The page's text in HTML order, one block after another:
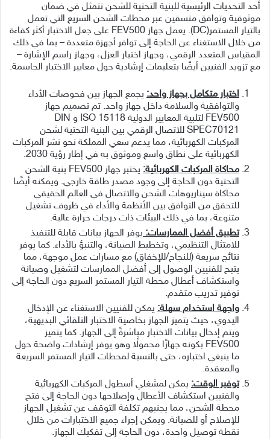
أحد التحديات الرئيسية للبنية التحتية للشحن تتمثل في ضمان
موثوقية وتوافق متسقين عبر محطات الشحن السريع التي تعمل
بالتيار المستمر(DC). يعمل جهاز FEV500 على جعل الاختبار أكثر كفاءة
من خلال الاستغناء عن الحاجة إلى توافر أجهزة متعددة – بما في ذلك
المقياس المتعدد الرقمي، وجهاز اختبار العزل، وجهاز راسم الإشارة –
مع تزويد الفنيين أيضًا بتعليمات إرشادية حول معايير الاختبار الحاسمة.
اختبار متكامل بجهاز واحد: يجمع الجهاز بين فحوصات الأداء
والتوافقية والسلامة داخل جهاز واحد. تم تصميم جهاز
FEV500 لتلبية المعايير الدولية ISO 15118 و DIN
SPEC70121 للاتصال الرقمي بين البنية التحتية لشحن
المركبات الكهربائية، مما يدعم سعي المملكة نحو نشر المركبات
الكهربائية على نطاق واسع وموثوق به في إطار رؤية 2030.
محاكاة المركبات الكهربائية:
يختبر جهاز FEV500 بنية الشحن
التحتية دون الحاجة إلى وجود مصدر طاقة خارجي. ويمكنه أيضًا
محاكاة سيناريوهات الشحن والاتصال في العالم الحقيقي
للتحقق من التوافق بين الأنظمة والأداء في ظروف تشغيل
متنوعة، بما في ذلك البيئات ذات درجات حرارة عالية.
تطبيق أفضل الممارسات: يوفر الجهاز بيانات قابلة للتنفيذ
للامتثال التنظيمي، وتخطيط الصيانة، والتنبؤ بالأداء. كما يوفر
نتائج سريعة (للنجاح/للإخفاق) مع مسارات عمل موجهة، مما
يتيح للفنيين الوصول إلى أفضل الممارسات لتشغيل وصيانة
واستكشاف أعطال محطة التيار المستمر السريع دون الحاجة إلى
توفير تدريب متقدم.
واجهة استخدام سهلة: يمكن للفنيين الاستغناء عن الإدخال
اليدوي، حيث يتميز الجهاز بخاصية الاختبار التلقائي البديهية،
ويتم إدخال بيانات الاختبار مباشرةً إلى الجهاز. كما يتميز
FEV500 بكونه جهازًا محمولًا وهو يوفر إرشادات واضحة حول
ما ينبغي اختباره، حتى بالنسبة لمحطات التيار المستمر السريعة
والمعقدة.
توفير الوقت: يمكن لمشغلي أسطول المركبات الكهربائية
والفنيين استكشاف الأعطال وإصلاحها دون الحاجة إلى فتح
محطة الشحن، مما يجنبهم تكلفة التوقف عن تشغيل الجهاز
للإصلاح أو للصيانة. ويمكن إجراء جميع الاختبارات من خلال
نقطة توصيل واحدة، دون الحاجة إلى تفكيك الجهاز.